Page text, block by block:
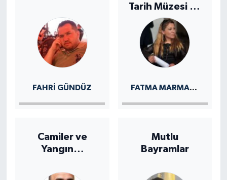
FAHRI GÜNDÜZ
Tarih Müzesi ve
Parkı
FATMA MARMARA
Camiler ve
Yangın…
Mutlu
Bayramlar